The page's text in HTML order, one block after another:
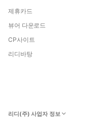
제휴카드
뷰어 다운로드
CP사이트
리디바탕
리디(주) 사업자 정보